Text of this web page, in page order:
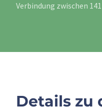
Verbindung zwischen 141
Details zu